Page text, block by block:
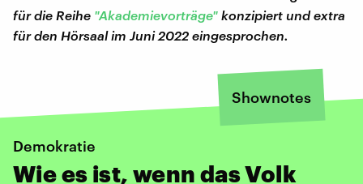
für die Reihe "Akademievorträge" konzipiert und extra
für den Hörsaal im Juni 2022 eingesprochen.
Shownotes
Demokratie
Wie es ist, wenn das Volk